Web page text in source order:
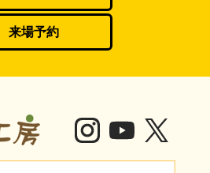
来場予約